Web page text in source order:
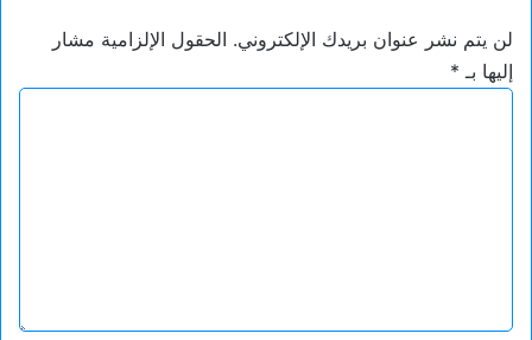
لن يتم نشر عنوان بريدك الإلكتروني. الحقول الإلزامية مشار
إليها بـ *
*